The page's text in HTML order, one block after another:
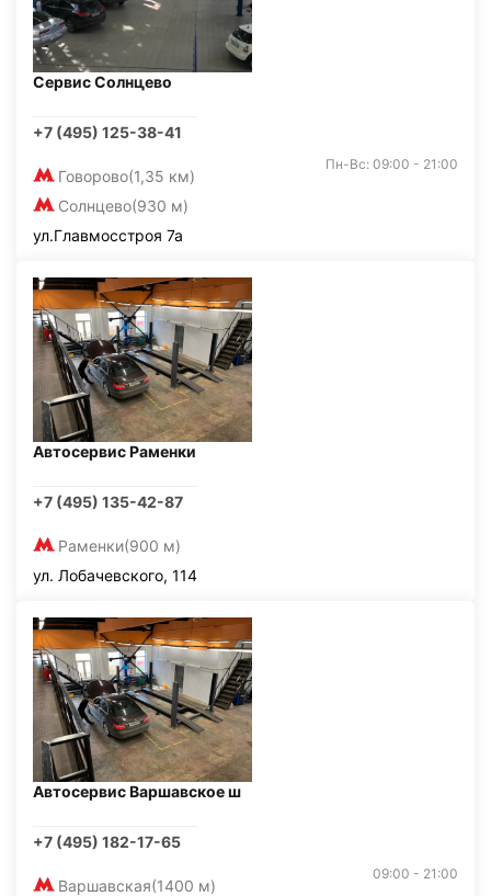
Сервис Солнцево
+7 (495) 125-38-41
Говорово(1,35 км)
Солнцево(930 м)
Пн-Вс: 09:00 - 21:00
ул.Главмосстроя 7а
Автосервис Раменки
+7 (495) 135-42-87
Раменки(900 м)
ул. Лобачевского, 114
Автосервис Варшавское ш
+7 (495) 182-17-65
Варшавская(1400 м)
09:00 - 21:00